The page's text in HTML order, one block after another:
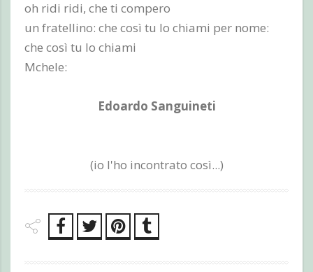
oh ridi ridi, che ti compero
un fratellino: che così tu lo chiami per nome:
che così tu lo chiami
Mchele:
Edoardo Sanguineti
(io l'ho incontrato così...)